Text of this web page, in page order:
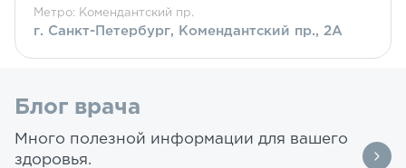
Метро: Комендантский пр.
г. Санкт-Петербург, Комендантский пр., 2А
Блог врача
Много полезной информации для вашего
здоровья.